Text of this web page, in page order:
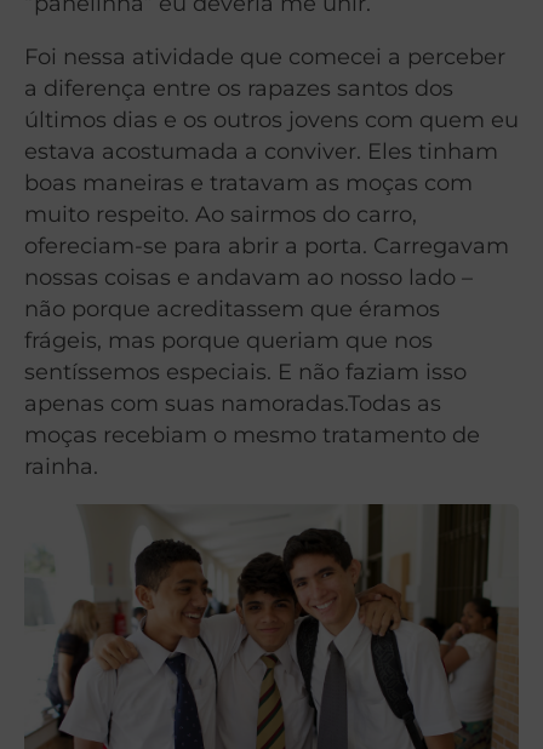
Foi nessa atividade que comecei a perceber
a diferença entre os rapazes santos dos
últimos dias e os outros jovens com quem eu
estava acostumada a conviver. Eles tinham
boas maneiras e tratavam as moças com
muito respeito. Ao sairmos do carro,
ofereciam-se para abrir a porta. Carregavam
nossas coisas e andavam ao nosso lado –
não porque acreditassem que éramos
frágeis, mas porque queriam que nos
sentíssemos especiais. E não faziam isso
apenas com suas namoradas.Todas as
moças recebiam o mesmo tratamento de
rainha.